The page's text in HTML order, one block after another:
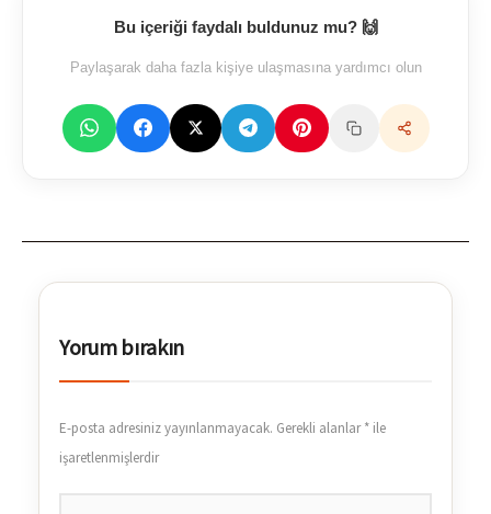
Bu içeriği faydalı buldunuz mu? 🙌
Paylaşarak daha fazla kişiye ulaşmasına yardımcı olun
Yorum bırakın
E-posta adresiniz yayınlanmayacak. Gerekli alanlar* ile
işaretlenmişlerdir